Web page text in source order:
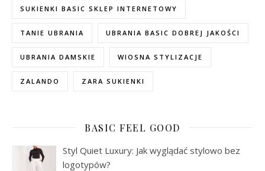
SUKIENKI BASIC SKLEP INTERNETOWY
TANIE UBRANIA UBRANIA BASIC DOBREJ JAKOŚCI
UBRANIA DAMSKIE WIOSNA STYLIZACJE
ZALANDO ZARA SUKIENKI
BASIC FEEL GOOD
Styl Quiet Luxury: Jak wyglądać stylowo bez
logotypów?